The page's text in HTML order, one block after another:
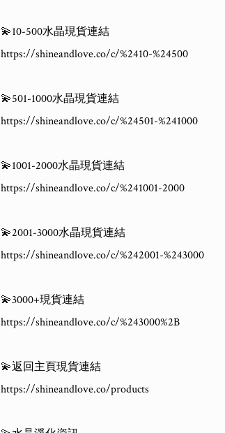
💫10-500水晶現貨連結
https://shineandlove.co/c/%2410-%24500
💫501-1000水晶現貨連結
https://shineandlove.co/c/%24501-%241000
💫1001-2000水晶現貨連結
https://shineandlove.co/c/%241001-2000
💫2001-3000水晶現貨連結
https://shineandlove.co/c/%242001-%243000
💫3000+現貨連結
https://shineandlove.co/c/%243000%2B
💫返回主頁現貨連結
https://shineandlove.co/products